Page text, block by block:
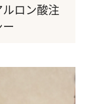
ロン酸注